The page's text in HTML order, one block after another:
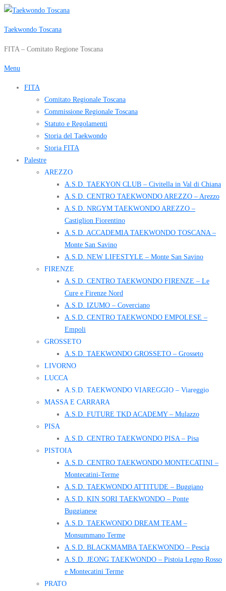
Passa
contenuto
Taekwondo Toscana
FITA – Comitato Regione Toscana
Menu
FITA
Comitato Regionale Toscana
Commissione Regionale Toscana
Statuto e Regolamenti
Storia del Taekwondo
Storia FITA
Palestre
AREZZO
A.S.D. TAEKYON CLUB – Civitella in Val di Chiana
A.S.D. CENTRO TAEKWONDO AREZZO – Arezzo
A.S.D. NRGYM TAEKWONDO AREZZO –
Castiglion Fiorentino
A.S.D. ACCADEMIA TAEKWONDO TOSCANA –
Monte San Savino
A.S.D. NEW LIFESTYLE – Monte San Savino
FIRENZE
A.S.D. CENTRO TAEKWONDO FIRENZE – Le
Cure e Firenze Nord
A.S.D. IZUMO – Coverciano
A.S.D. CENTRO TAEKWONDO EMPOLESE –
Empoli
GROSSETO
A.S.D. TAEKWONDO GROSSETO – Grosseto
LIVORNO
LUCCA
A.S.D. TAEKWONDO VIAREGGIO – Viareggio
MASSA E CARRARA
A.S.D. FUTURE TKD ACADEMY – Mulazzo
PISA
A.S.D. CENTRO TAEKWONDO PISA – Pisa
PISTOIA
A.S.D. CENTRO TAEKWONDO MONTECATINI –
Montecatini-Terme
A.S.D. TAEKWONDO ATTITUDE – Buggiano
A.S.D. KIN SORI TAEKWONDO – Ponte
Buggianese
A.S.D. TAEKWONDO DREAM TEAM –
Monsummano Terme
A.S.D. BLACKMAMBA TAEKWONDO – Pescia
A.S.D. JEONG TAEKWONDO – Pistoia Legno Rosso
e Montecatini Terme
PRATO